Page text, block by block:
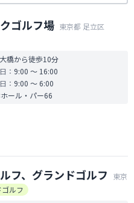
ゴルフ場 東京都 足立区
橋から徒歩10分
： 9:00 〜 16:00
： 9:00 〜 6:00
ール ・ パー66
フ、グランドゴルフ
東京
ルフ